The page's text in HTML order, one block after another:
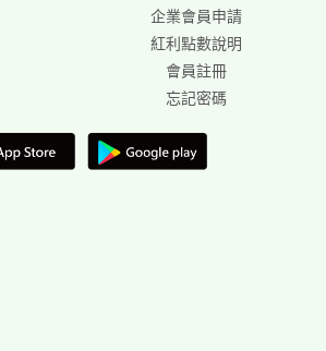
企業會員申請
紅利點數說明
會員註冊
忘記密碼